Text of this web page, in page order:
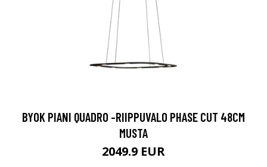
BYOK PIANI QUADRO -RIIPPUVALO PHASE CUT 48CM
MUSTA
2049.9 EUR